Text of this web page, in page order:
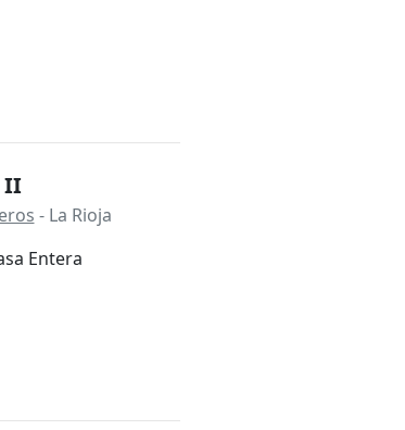
II
- La Rioja
Entera